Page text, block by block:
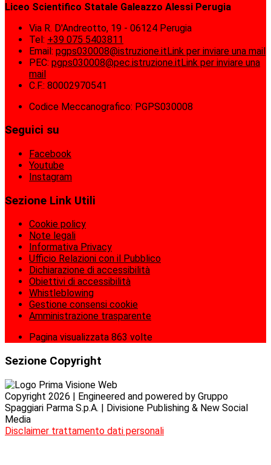
Liceo Scientifico Statale Galeazzo Alessi Perugia
Via R. D'Andreotto, 19 - 06124 Perugia
Tel: +39 075 5403811
Email: pgps030008@istruzione.itLink per inviare una mail
PEC: pgps030008@pec.istruzione.itLink per inviare una
mail
C.F.: 80002970541
Codice Meccanografico: PGPS030008
Seguici su
Facebook
Youtube
Instagram
Sezione Link Utili
Cookie policy
Note legali
Informativa Privacy
Ufficio Relazioni con il Pubblico
Dichiarazione di accessibilità
Obiettivi di accessibilità
Whistleblowing
Gestione consensi cookie
Amministrazione trasparente
Pagina visualizzata 863 volte
Sezione Copyright
Copyright 2026 | Engineered and powered by Gruppo
Spaggiari Parma S.p.A. | Divisione Publishing & New Social
Media
Disclaimer trattamento dati personali